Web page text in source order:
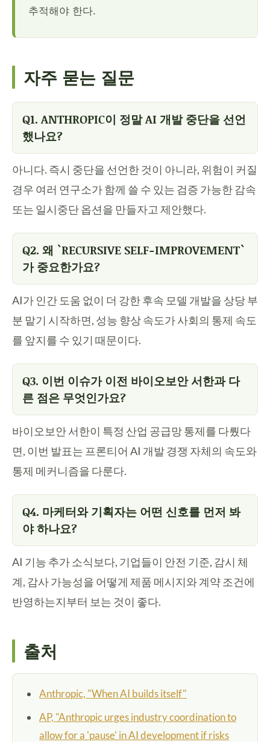
추적해야 한다.
자주 묻는 질문
Q1. ANTHROPIC이 정말 AI 개발 중단을 선언
했나요?
아니다. 즉시 중단을 선언한 것이 아니라, 위험이 커질
경우 여러 연구소가 함께 쓸 수 있는 검증 가능한 감속
또는 일시중단 옵션을 만들자고 제안했다.
Q2. 왜 `RECURSIVE SELF-IMPROVEMENT`
가 중요한가요?
AI가 인간 도움 없이 더 강한 후속 모델 개발을 상당 부
분 맡기 시작하면, 성능 향상 속도가 사회의 통제 속도
를 앞지를 수 있기 때문이다.
Q3. 이번 이슈가 이전 바이오보안 서한과 다
른 점은 무엇인가요?
바이오보안 서한이 특정 산업 공급망 통제를 다뤘다
면, 이번 발표는 프론티어 AI 개발 경쟁 자체의 속도와
통제 메커니즘을 다룬다.
Q4. 마케터와 기획자는 어떤 신호를 먼저 봐
야 하나요?
AI 기능 추가 소식보다, 기업들이 안전 기준, 감시 체
계, 감사 가능성을 어떻게 제품 메시지와 계약 조건에
반영하는지부터 보는 것이 좋다.
출처
Anthropic, "When AI builds itself"
AP, "Anthropic urges industry coordination to
allow for a 'pause' in AI development if risks